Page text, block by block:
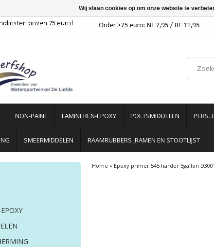
NON-PAINT LAMINEREN-EPOXY POETSMIDDELEN PERS.
SMEERMIDDELEN RAAMRUBBERS ,RAMEN EN STOOTLIJST
Home » Epoxy primer 545 harder 5gallon
Wij slaan cookies op om onze website te